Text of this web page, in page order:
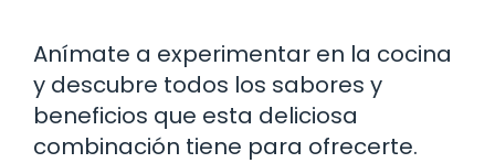
Anímate a experimentar en la cocina
y descubre todos los sabores y
beneficios que esta deliciosa
combinación tiene para ofrecerte.